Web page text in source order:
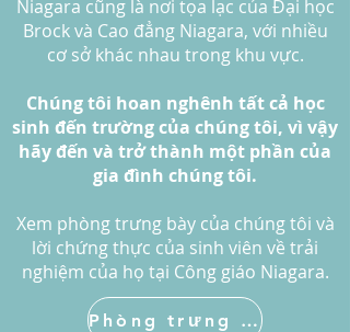
Niagara cũng là nơi tọa lạc của Đại học
Brock và Cao đẳng Niagara, với nhiều
cơ sở khác nhau trong khu vực.
Chúng tôi hoan nghênh tất cả học
sinh đến trường của chúng tôi, vì vậy
hãy đến và trở thành một phần của
gia đình chúng tôi.
​Xem phòng trưng bày của chúng tôi và
lời chứng thực của sinh viên về trải
nghiệm của họ tại Công giáo Niagara.
Phòng trưng bày